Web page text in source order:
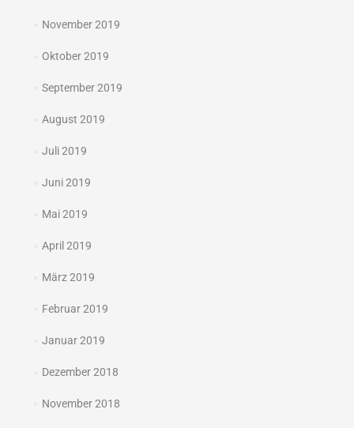
November 2019
Oktober 2019
September 2019
August 2019
Juli 2019
Juni 2019
Mai 2019
April 2019
März 2019
Februar 2019
Januar 2019
Dezember 2018
November 2018